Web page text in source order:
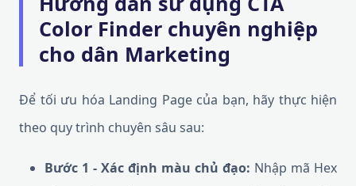
Color Finder chuyên nghiệp
cho dân Marketing
Để tối ưu hóa Landing Page của bạn, hãy thực hiện
theo quy trình chuyên sâu sau:
Bước 1 - Xác định màu chủ đạo: Nhập mã Hex